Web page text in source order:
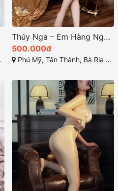
Thúy Nga – Em Hàng Ngọt Ngào chính là lựa chọn lý tưởng
500.000đ
Phú Mỹ, Tân Thành, Bà Rịa - Vũng Tàu